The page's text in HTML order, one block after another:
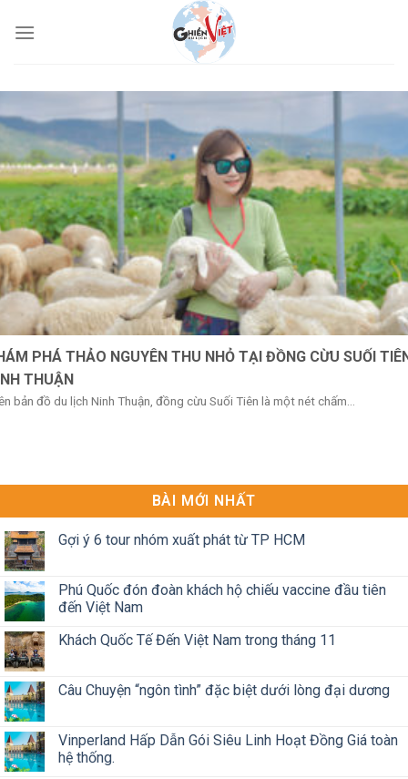
PHÁ THẢO NGUYÊN THU NHỎ TẠI ĐỒNG CỪU SUỐI
THUẬN
bản đồ du lịch Ninh Thuận, đồng cừu Suối Tiên là một nét chấm...
BÀI MỚI NHẤT
Gợi ý 6 tour nhóm xuất phát từ TP HCM
Phú Quốc đón đoàn khách hộ chiếu vaccine đầu tiên
đến Việt Nam
Khách Quốc Tế Đến Việt Nam trong tháng 11
Câu Chuyện “ngôn tình” đặc biệt dưới lòng đại dương
Vinperland Hấp Dẫn Gói Siêu Linh Hoạt Đồng Giá toàn
hệ thống.